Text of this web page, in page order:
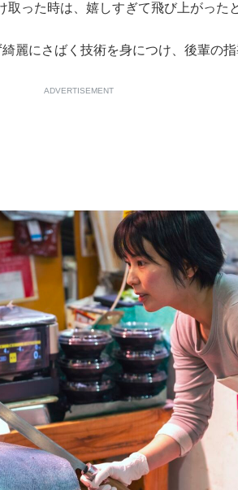
った時は、嬉しすぎて飛び上がった
にさばく技術を身につけ、後輩の指
ADVERTISEMENT